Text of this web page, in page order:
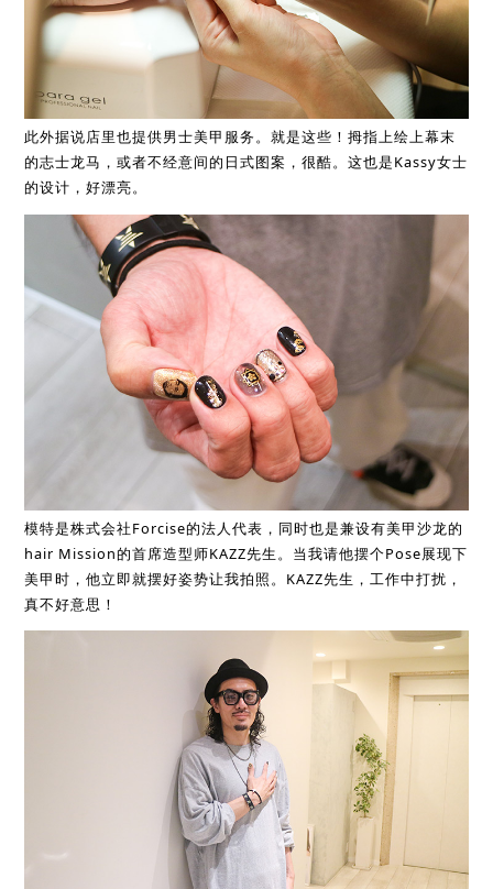
此外据说店里也提供男士美甲服务。就是这些！拇指上绘上幕末
的志士龙马，或者不经意间的日式图案，很酷。这也是Kassy女士
的设计，好漂亮。
模特是株式会社Forcise的法人代表，同时也是兼设有美甲沙龙的
hair Mission的首席造型师KAZZ先生。当我请他摆个Pose展现下
美甲时，他立即就摆好姿势让我拍照。KAZZ先生，工作中打扰，
真不好意思！